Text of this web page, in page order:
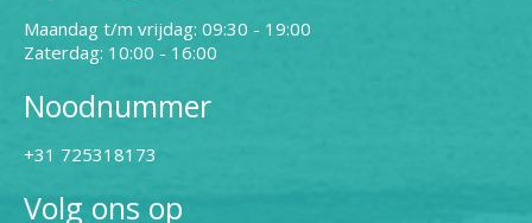
Maandag t/m vrijdag: 09:30 - 19:00
Zaterdag: 10:00 - 16:00
Noodnummer
+31 725318173
Volg ons op